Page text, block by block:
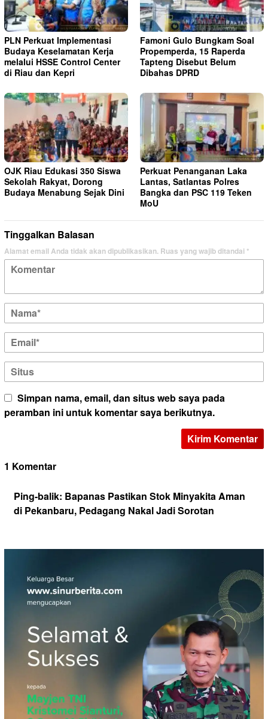
PLN Perkuat Implementasi
Budaya Keselamatan Kerja
melalui HSSE Control Center
di Riau dan Kepri
Famoni Gulo Bungkam Soal
Propemperda, 15 Raperda
Tapteng Disebut Belum
Dibahas DPRD
OJK Riau Edukasi 350 Siswa
Sekolah Rakyat, Dorong
Budaya Menabung Sejak Dini
Perkuat Penanganan Laka
Lantas, Satlantas Polres
Bangka dan PSC 119 Teken
MoU
Tinggalkan Balasan
Alamat email Anda tidak akan dipublikasikan. Ruas yang wajib ditandai*
Simpan nama, email, dan situs web saya pada
peramban ini untuk komentar saya berikutnya.
1 Komentar
Ping-balik: Bapanas Pastikan Stok Minyakita Aman
di Pekanbaru, Pedagang Nakal Jadi Sorotan